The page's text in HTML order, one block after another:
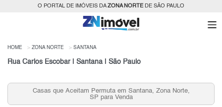
O PORTAL DE IMÓVEIS DAZONA NORTEDE SÃO PAULO
HOME ZONA NORTE SANTANA
Rua Carlos Escobar | Santana | São Paulo
Apartamentos para Venda 2 Quartos e 2 Vagas em
Santana, Zona Norte, SP